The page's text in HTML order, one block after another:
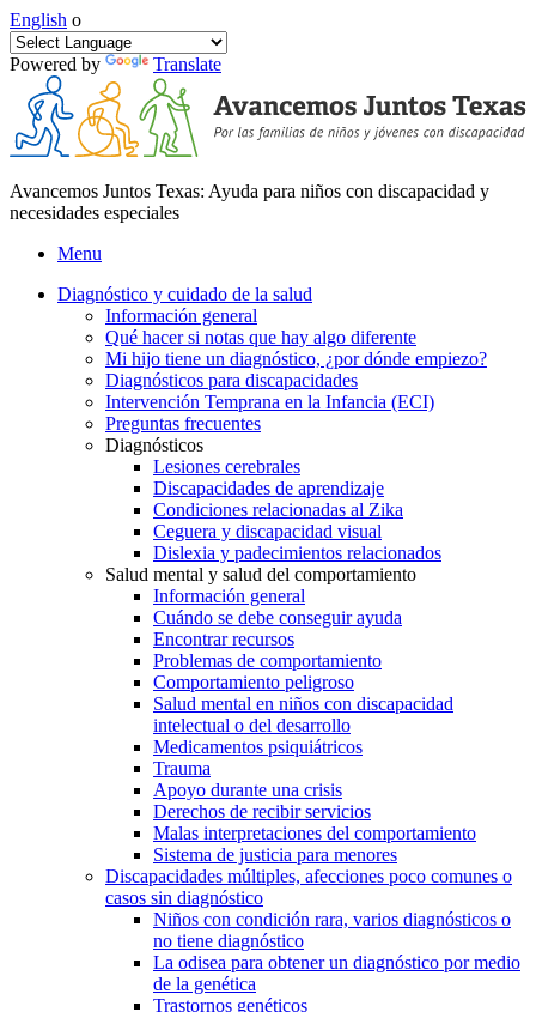
English o
Powered by Translate
Avancemos Juntos Texas: Ayuda para niños con discapacidad y
necesidades especiales
Menu
Diagnóstico y cuidado de la salud
Información general
Qué hacer si notas que hay algo diferente
Mi hijo tiene un diagnóstico, ¿por dónde empiezo?
Diagnósticos para discapacidades
Intervención Temprana en la Infancia (ECI)
Preguntas frecuentes
Diagnósticos
Lesiones cerebrales
Discapacidades de aprendizaje
Condiciones relacionadas al Zika
Ceguera y discapacidad visual
Dislexia y padecimientos relacionados
Salud mental y salud del comportamiento
Información general
Cuándo se debe conseguir ayuda
Encontrar recursos
Problemas de comportamiento
Comportamiento peligroso
Salud mental en niños con discapacidad
intelectual o del desarrollo
Medicamentos psiquiátricos
Trauma
Apoyo durante una crisis
Derechos de recibir servicios
Malas interpretaciones del comportamiento
Sistema de justicia para menores
Discapacidades múltiples, afecciones poco comunes o
casos sin diagnóstico
Niños con condición rara, varios diagnósticos o
no tiene diagnóstico
La odisea para obtener un diagnóstico por medio
de la genética
Trastornos genéticos